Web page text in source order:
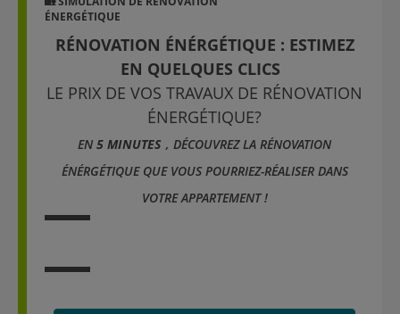
ÉNERGÉTIQUE
RÉNOVATION ÉNÉRGÉTIQUE : ESTIMEZ
EN QUELQUES CLICS
LE PRIX DE VOS TRAVAUX DE RÉNOVATION
ÉNERGÉTIQUE?
EN 5 MINUTES , DÉCOUVREZ LA RÉNOVATION
ÉNÉRGÉTIQUE QUE VOUS POURRIEZ-RÉALISER DANS
VOTRE APPARTEMENT !